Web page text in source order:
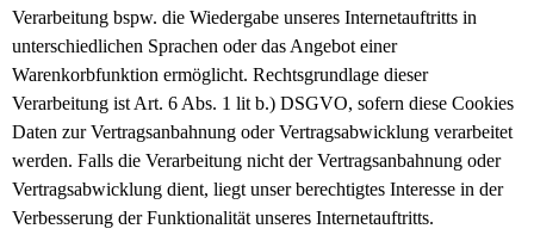
Verarbeitung bspw. die Wiedergabe unseres Internetauftritts in
unterschiedlichen Sprachen oder das Angebot einer
Warenkorbfunktion ermöglicht. Rechtsgrundlage dieser
Verarbeitung ist Art. 6 Abs. 1 lit b.) DSGVO, sofern diese Cookies
Daten zur Vertragsanbahnung oder Vertragsabwicklung verarbeitet
werden. Falls die Verarbeitung nicht der Vertragsanbahnung oder
Vertragsabwicklung dient, liegt unser berechtigtes Interesse in der
Verbesserung der Funktionalität unseres Internetauftritts.